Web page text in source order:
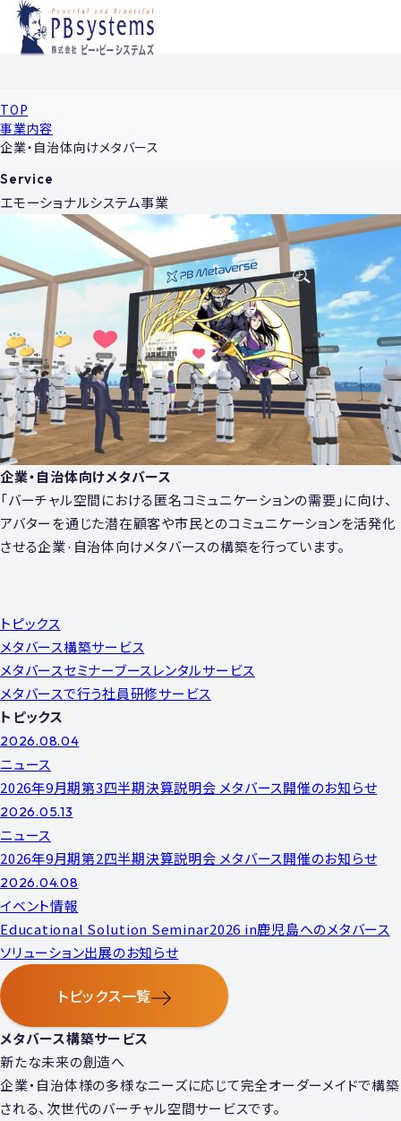
TOP
事業内容
企業・自治体向けメタバース
Service
エモーショナルシステム事業
企業・自治体向けメタバース
「バーチャル空間における匿名コミュニケーションの需要」に向け、
アバターを通じた潜在顧客や市民とのコミュニケーションを活発化
させる企業·自治体向けメタバースの構築を行っています。
トピックス
メタバース構築サービス
メタバースセミナーブースレンタルサービス
メタバースで⾏う社員研修サービス
トピックス
2026.08.04
ニュース
2026年9月期第3四半期決算説明会 メタバース開催のお知らせ
2026.05.13
ニュース
2026年9月期第2四半期決算説明会 メタバース開催のお知らせ
2026.04.08
イベント情報
Educational Solution Seminar2026 in鹿児島へのメタバース
ソリューション出展のお知らせ
トピックス一覧
メタバース構築サービス
新たな未来の創造へ
企業・⾃治体様の多様なニーズに応じて完全オーダーメイドで構築
される、次世代のバーチャル空間サービスです。